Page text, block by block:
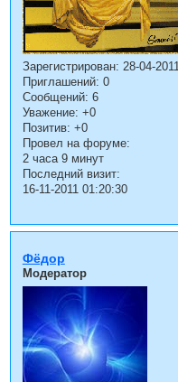
Зарегистрирован: 28-04-2011
Приглашений: 0
Сообщений: 6
Уважение: +0
Позитив: +0
Провел на форуме:
2 часа 9 минут
Последний визит:
16-11-2011 01:20:30
Фёдор
Модератор